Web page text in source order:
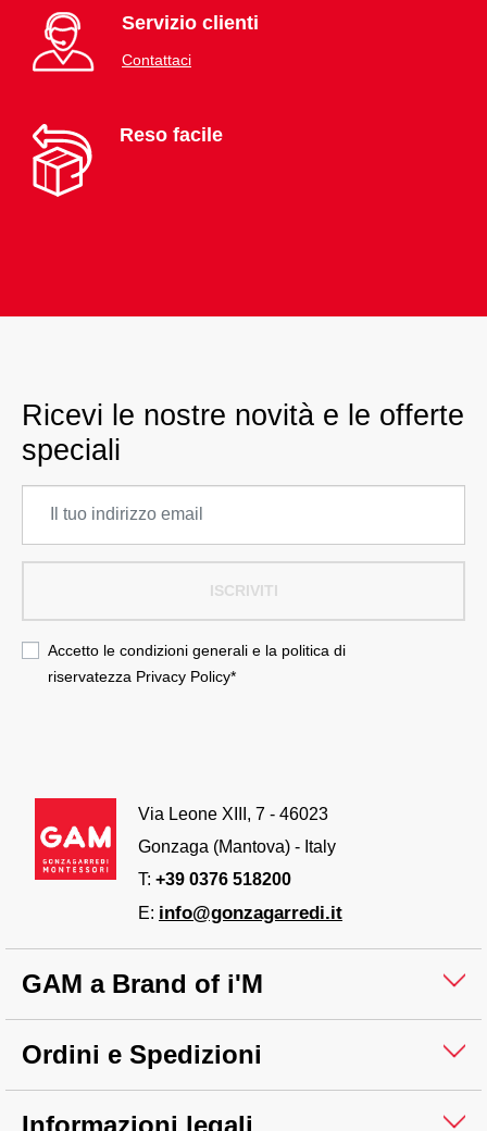
Servizio clienti
Contattaci
Reso facile
Ricevi le nostre novità e le offerte
speciali
ISCRIVITI
Accetto le condizioni generali e la politica di
riservatezza Privacy Policy*
Via Leone XIII, 7 - 46023
Gonzaga (Mantova) - Italy
T: +39 0376 518200
E: info@gonzagarredi.it
GAM a Brand of i'M
Ordini e Spedizioni
Informazioni legali